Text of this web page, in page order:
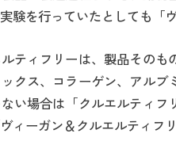
験を行っていたとしても「
ティフリーは、製品その
クス、コラーゲン、アル
い場合は「クルエルティ
ィーガン＆クルエルティフ